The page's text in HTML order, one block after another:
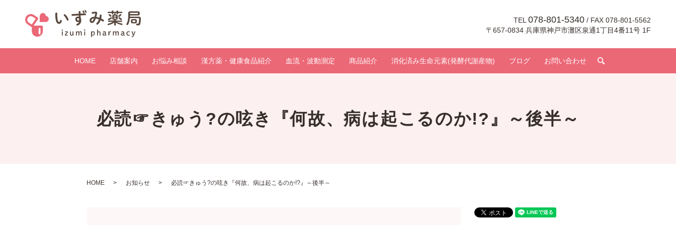
TEL 078-801-5340 / FAX 078-801-5562
〒657-0834 兵庫県神戸市灘区泉通1丁目4番11号 1F
HOME 店舗案内 お悩み相談 漢方薬・健康食品紹介 血流・波動測定 商品紹介 消化済み生命元素(発酵代謝産物) ブログ お問い合わせ
必読☞きゅう?の呟き『何故、病は起こるのか!?』～後半～
HOME お知らせ 必読☞きゅう?の呟き『何故、病は起こるのか!?』～後半～